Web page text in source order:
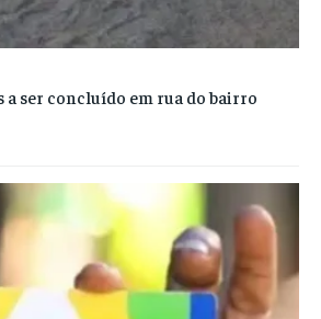
a ser concluído em rua do bairro